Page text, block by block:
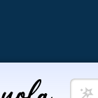
Cosa